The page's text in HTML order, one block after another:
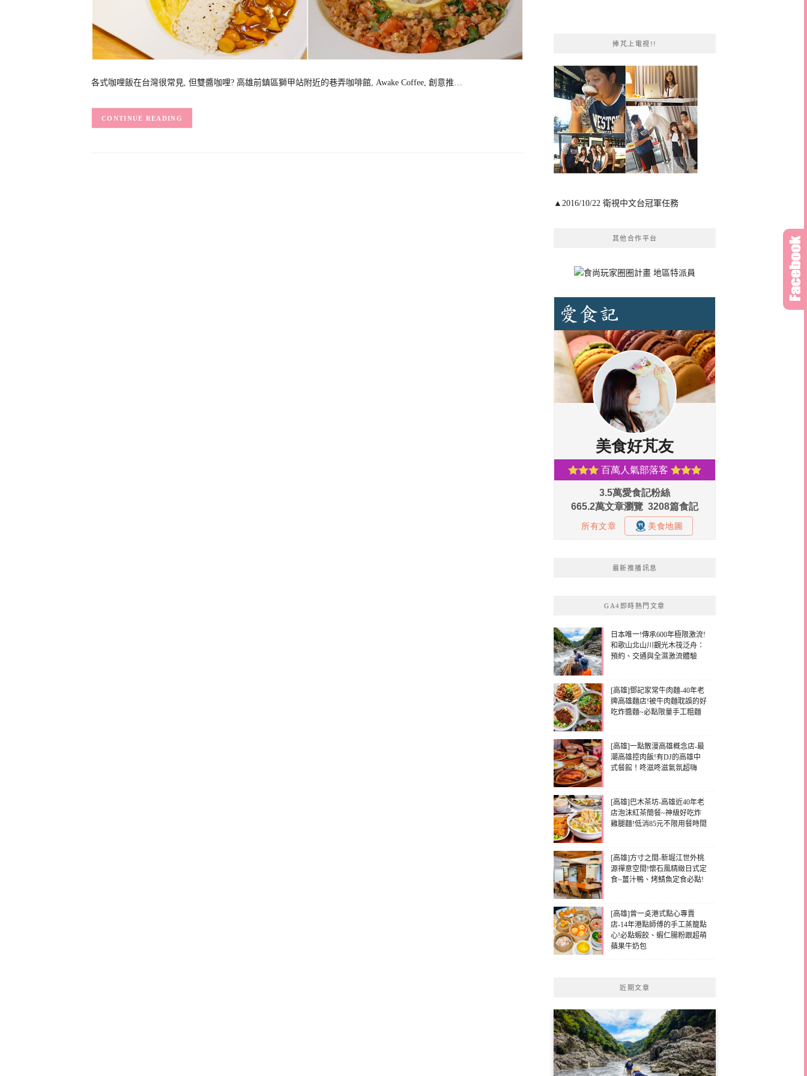
各式咖哩飯在台灣很常見, 但雙醬咖哩? 高雄前鎮區獅甲站附近的巷弄咖啡館, Awake Coffee, 創意推…
CONTINUE READING
捧芃上電視!!
▲2016/10/22 衛視中文台冠軍任務
其他合作平台
最新推播訊息
GA4即時熱門文章
日本唯一!傳承600年極限激流!
和歌山北山川觀光木筏泛舟：
預約、交通與全濕激流體驗
[高雄]鄧記家常牛肉麵-40年老
牌高雄麵店!被牛肉麵耽誤的好
吃炸醬麵~必點限量手工粗麵
[高雄]一點散漫高雄概念店-最
潮高雄控肉飯!有DJ的高雄中
式餐館！咚滋咚滋氣氛超嗨
[高雄]巴木茶坊-高雄近40年老
店泡沫紅茶簡餐~神級好吃炸
雞腿麵!低消85元不限用餐時間
[高雄]方寸之間-新堀江世外桃
源禪意空間!懷石風精緻日式定
食~薑汁鴨、烤鯖魚定食必點!
[高雄]曾一奌港式點心專賣
店-14年港點師傅的手工蒸籠點
心!必點蝦餃、蝦仁腸粉跟超萌
蘋果牛奶包
近期文章